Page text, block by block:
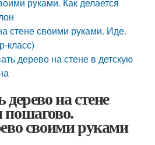
стене своими руками. Иде.
класс)
дерево на стене в детскую
на стене
своими руками